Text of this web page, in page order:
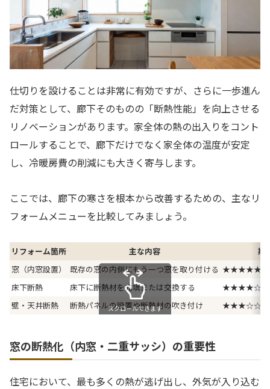
仕切りを設けることは非常に有効ですが、さらに一歩進ん
だ対策として、廊下そのものの「断熱性能」を向上させる
リノベーションがあります。家全体の熱の出入りをコント
ロールすることで、廊下だけでなく家全体の温度が安定
し、冷暖房費の削減にも大きく寄与します。
ここでは、廊下の寒さを根本から改善するための、主なリ
フォームメニューを比較してみましょう。
リフォーム箇所 主な内容
期
窓（内窓設置）
既存の窓の内側にもう一つ窓を取り付ける ★★★★★（冷
床下断熱
床下に断熱材を充填または交換する
★★★★☆（
壁・天井断熱
断熱パネルの設置や断熱材の吹き付け ★★★☆☆（全
スクロールできます
窓の断熱化（内窓・二重サッシ）の重要性
住宅において、最も多くの熱が逃げ出し、外気が入り込む